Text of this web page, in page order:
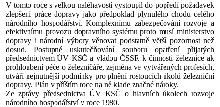
V tomto roce s velkou naléhavostí vystoupil do popředí požadavek
zlepšení práce dopravy jako předpoklad plynulého chodu celého
národního hospodářství. Komplexnímu zabezpečování rozvoje a
efektivnímu provozu dopravního systému proto musí ministerstvo
dopravy i národní výbory věnovat podstatně větší pozornost než
dosud. Postupné uskutečňování souboru opatření přijatých
předsednictvem ÚV KSČ a vládou ČSSR k činnosti železnice ak
prohloubení péče o železničáře, zejména ve vytvářených profesích,
utváří nejnutnější podmínky pro plnění rostoucích úkolů železniční
dopravy. Plán v příštím roce na ně klade značné nároky.
Ze zprávy předsednictva ÚV KSČ o hlavních úkolech rozvoje
národního hospodářství v roce 1980.